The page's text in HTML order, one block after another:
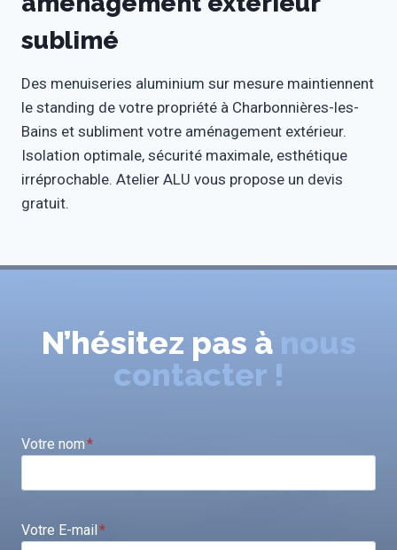
sublimé
Des menuiseries aluminium sur mesure maintiennent
le standing de votre propriété à Charbonnières-les-
Bains et subliment votre aménagement extérieur.
Isolation optimale, sécurité maximale, esthétique
irréprochable. Atelier ALU vous propose un devis
gratuit.
N’hésitez pas à nous
contacter !
Votre nom*
Votre E-mail*